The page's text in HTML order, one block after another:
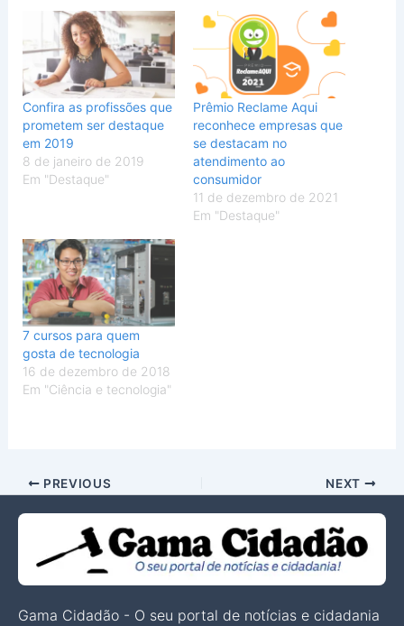
Confira as profissões que
prometem ser destaque
em 2019
8 de janeiro de 2019
Em "Destaque"
Prêmio Reclame Aqui
reconhece empresas que
se destacam no
atendimento ao
consumidor
11 de dezembro de 2021
Em "Destaque"
7 cursos para quem
gosta de tecnologia
16 de dezembro de 2018
Em "Ciência e tecnologia"
PREVIOUS NEXT
Gama Cidadão - O seu portal de notícias e cidadania